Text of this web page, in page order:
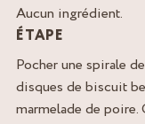
Aucun ingrédient.
ÉTAPE
Pocher une spirale
disques de biscuit
marmelade de poire.